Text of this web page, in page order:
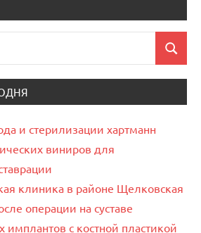
Поиск
и стерилизации хартманн
виниров для
клиника в районе Щелковская
операции на суставе
имплантов с костной пластикой